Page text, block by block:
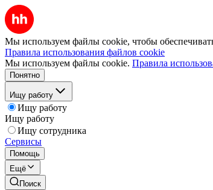
Мы используем файлы cookie, чтобы
Правила использования файлов cookie
Мы используем файлы cookie. Правила
Понятно
Ищу работу
Ищу работу
Ищу работу
Ищу сотрудника
Сервисы
Помощь
Ещё
Поиск